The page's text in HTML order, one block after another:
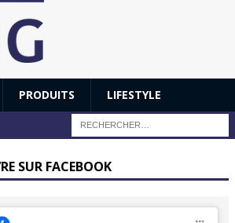
PRODUITS LIFESTYLE
SUR FACEBOOK